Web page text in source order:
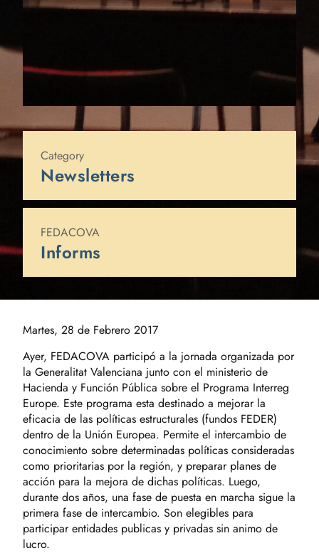
Category
Newsletters
FEDACOVA
Informs
Martes, 28 de Febrero 2017
Ayer, FEDACOVA participó a la jornada organizada por
la Generalitat Valenciana junto con el ministerio de
Hacienda y Función Pública sobre el Programa Interreg
Europe. Este programa esta destinado a mejorar la
eficacia de las políticas estructurales (fundos FEDER)
dentro de la Unión Europea. Permite el intercambio de
conocimiento sobre determinadas políticas consideradas
como prioritarias por la región, y preparar planes de
acción para la mejora de dichas políticas. Luego,
durante dos años, una fase de puesta en marcha sigue la
primera fase de intercambio. Son elegibles para
participar entidades publicas y privadas sin animo de
lucro.